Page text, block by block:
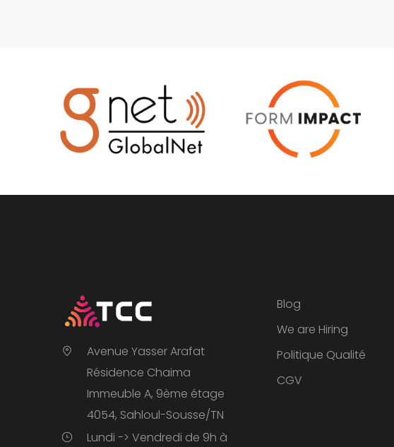
Avenue Yasser Arafat
Résidence Chaima
Immeuble A, 9ème étage
4054, Sahloul-Sousse/TN
Lundi -> Vendredi de 9h à
Blog
We are Hiring
Politique Qualité
CGV